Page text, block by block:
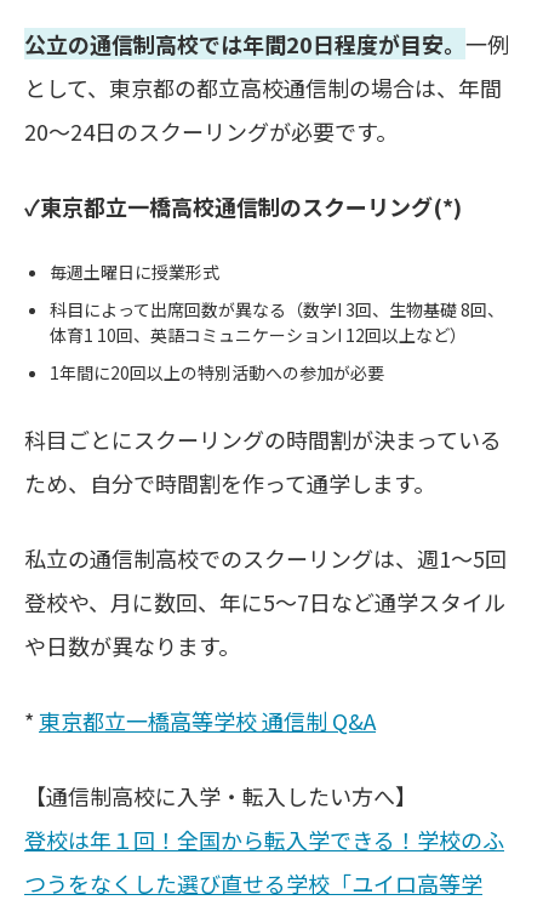
公立の通信制高校では年間20日程度が目安。 一例
として、東京都の都立高校通信制の場合は、年間
20～24日のスクーリングが必要です。
✓東京都立一橋高校通信制のスクーリング(*)
毎週土曜日に授業形式
科目によって出席回数が異なる（数学I 3回、生物基礎 8回、
体育1 10回、英語コミュニケーションI 12回以上など）
1年間に20回以上の特別活動への参加が必要
科目ごとにスクーリングの時間割が決まっている
ため、自分で時間割を作って通学します。
私立の通信制高校でのスクーリングは、週1〜5回
登校や、月に数回、年に5～7日など通学スタイル
や日数が異なります。
* 東京都立一橋高等学校 通信制 Q&A
【通信制高校に入学・転入したい方へ】
登校は年１回！全国から転入学できる！学校のふ
つうをなくした選び直せる学校「ユイロ高等学